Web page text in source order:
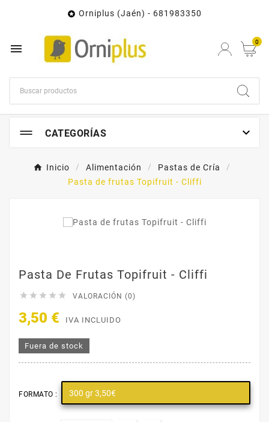
 Orniplus (Jaén) - 681983350
 0
CATEGORÍAS 
Inicio Alimentación
Pastas de Cría
Pasta de frutas Topifruit - Cliffi
Pasta De Frutas Topifruit - Cliffi
     VALORACIÓN (0)
3,50 € IVA INCLUIDO
Fuera de stock
FORMATO : 300 gr 3,50€